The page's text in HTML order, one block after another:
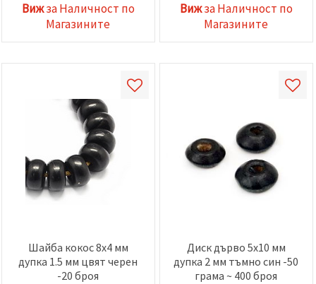
Вижза Наличност по
Магазините
Вижза Наличност по
Магазините
Шайба кокос 8x4 мм
дупка 1.5 мм цвят черен
-20 броя
Диск дърво 5x10 мм
дупка 2 мм тъмно син -50
грама ~ 400 броя